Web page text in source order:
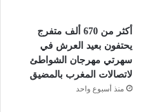
أكثر من 670 ألف متفرج
يحتفون بعيد العرش في
سهرتي مهرجان الشواطئ
لاتصالات المغرب بالمضيق
منذ أسبوع واحد